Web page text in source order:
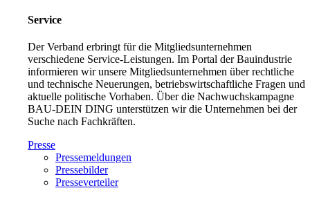
Service
Der Verband erbringt für die Mitgliedsunternehmen
verschiedene Service-Leistungen. Im Portal der Bauindustrie
informieren wir unsere Mitgliedsunternehmen über rechtliche
und technische Neuerungen, betriebswirtschaftliche Fragen und
aktuelle politische Vorhaben. Über die Nachwuchskampagne
BAU-DEIN DING unterstützen wir die Unternehmen bei der
Suche nach Fachkräften.
Presse
Pressemeldungen
Pressebilder
Presseverteiler